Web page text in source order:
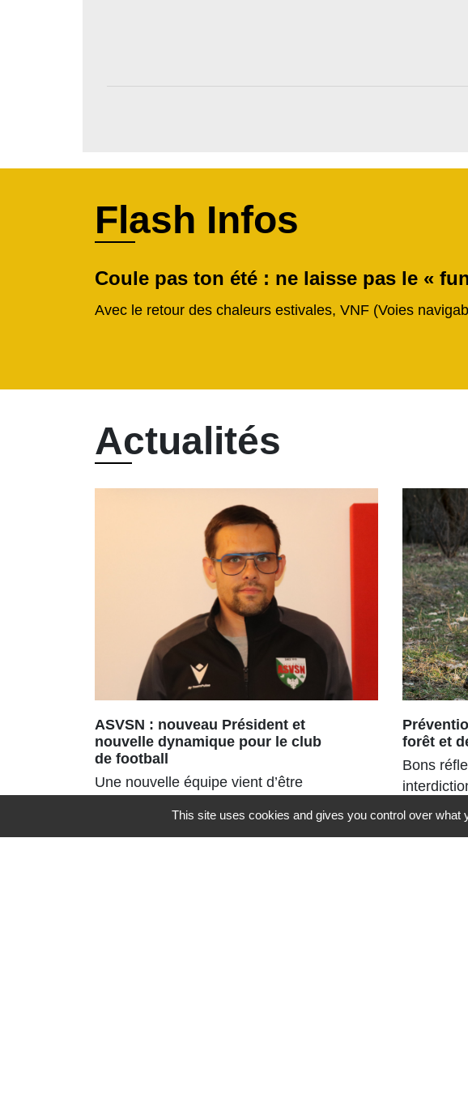
Flash Infos
Coule pas ton été : ne laisse pas le «
Avec le retour des chaleurs estivales, VNF (Voies
Actualités
ASVSN : nouveau Président et
nouvelle dynamique pour le club
de football
Une nouvelle équipe vient d’être
renouvellement du bureau à 95%.
forêt et
Bons
This site uses cookies and gives you control over what